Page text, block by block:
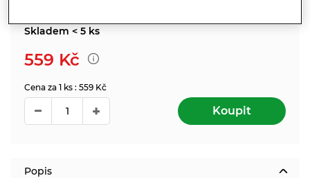
Skladem < 5 ks
559 Kč
Cena za 1 ks : 559 Kč
Koupit
Popis